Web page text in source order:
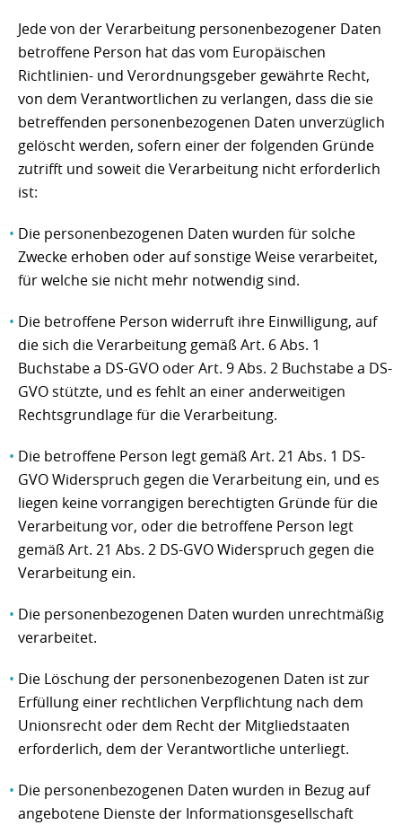
Jede von der Verarbeitung personenbezogener Daten
betroffene Person hat das vom Europäischen
Richtlinien- und Verordnungsgeber gewährte Recht,
von dem Verantwortlichen zu verlangen, dass die sie
betreffenden personenbezogenen Daten unverzüglich
gelöscht werden, sofern einer der folgenden Gründe
zutrifft und soweit die Verarbeitung nicht erforderlich
ist:
Die personenbezogenen Daten wurden für solche
Zwecke erhoben oder auf sonstige Weise verarbeitet,
für welche sie nicht mehr notwendig sind.
Die betroffene Person widerruft ihre Einwilligung, auf
die sich die Verarbeitung gemäß Art. 6 Abs. 1
Buchstabe a DS-GVO oder Art. 9 Abs. 2 Buchstabe a DS-
GVO stützte, und es fehlt an einer anderweitigen
Rechtsgrundlage für die Verarbeitung.
Die betroffene Person legt gemäß Art. 21 Abs. 1 DS-
GVO Widerspruch gegen die Verarbeitung ein, und es
liegen keine vorrangigen berechtigten Gründe für die
Verarbeitung vor, oder die betroffene Person legt
gemäß Art. 21 Abs. 2 DS-GVO Widerspruch gegen die
Verarbeitung ein.
Die personenbezogenen Daten wurden unrechtmäßig
verarbeitet.
Die Löschung der personenbezogenen Daten ist zur
Erfüllung einer rechtlichen Verpflichtung nach dem
Unionsrecht oder dem Recht der Mitgliedstaaten
erforderlich, dem der Verantwortliche unterliegt.
Die personenbezogenen Daten wurden in Bezug auf
angebotene Dienste der Informationsgesellschaft